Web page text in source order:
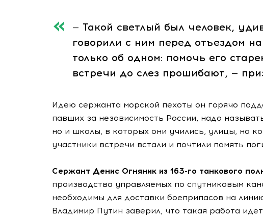
— Такой светлый был человек,
говорили с ним перед отъездом
только об одном: помочь его
встречи до слез прошибают, —
Идею сержанта морской пехоты он горячо
павших за независимость России, надо
но и школы, в которых они учились, улицы, на
участники встречи встали и почтили память
Сержант Денис Огняник из 163-го танкового
производства управляемых по спутниковым
необходимы для доставки боеприпасов на
Владимир Путин заверил, что такая работа